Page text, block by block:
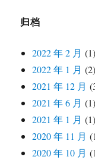
归档
2022 年 2 月 (1)
2022 年 1 月 (2)
2021 年 12 月
2021 年 6 月 (1)
2021 年 1 月 (1)
2020 年 11 月
2020 年 10 月